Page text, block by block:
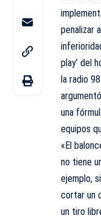
penalizar
play’ del
la radio
una
equipos
«El
no tiene
ejemplo,
cortar un
un tiro